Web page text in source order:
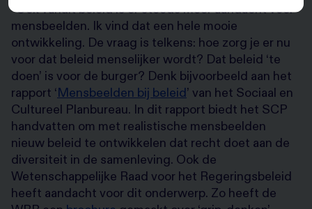
“Ook vanuit beleid is er steeds meer aandacht voor
mensbeelden. Ik vind dat een hele mooie
ontwikkeling. De vraag is telkens: hoe zorg je er nu
voor dat beleid menselijker wordt? Dat beleid ‘te
doen’ is voor de burger? Denk bijvoorbeeld aan het
rapport ‘Mensbeelden bij beleid’ van het Sociaal en
Cultureel Planbureau. In dit rapport biedt het SCP
handvatten om met realistische mensbeelden
nieuw beleid te ontwikkelen dat recht doet aan de
diversiteit in de samenleving. Ook de
Wetenschappelijke Raad voor het Regeringsbeleid
heeft aandacht voor dit onderwerp. Zo heeft de